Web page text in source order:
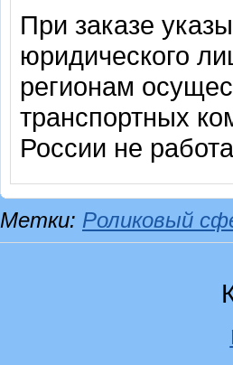
При заказе
юридического
регионам
транспортных
России не
Метки: Роликовый